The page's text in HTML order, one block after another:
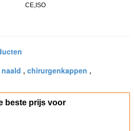
CE,ISO
, chirurgenkappen ,
beste prijs voor